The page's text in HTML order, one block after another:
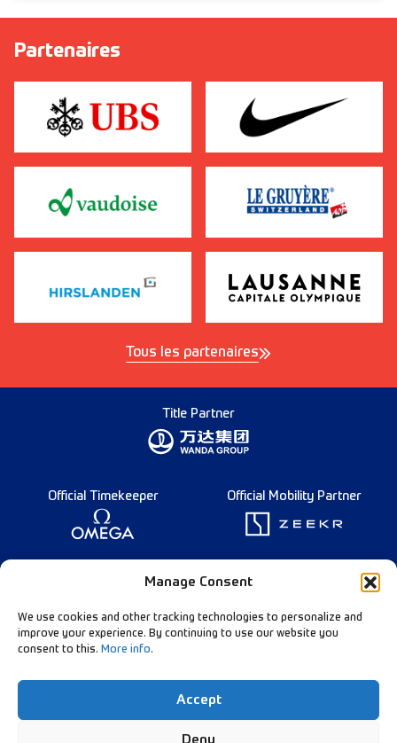
Manage Consent
We use cookies and other tracking technologies to personalize and
improve your experience. By continuing to use our website you
consent to this. More info.
Accept
Deny
Partenaires
Tous les partenaires
Title Partner
Official Timekeeper Official Mobility Partner
Founding Partner
Follow Our Channels:
Data Privacy